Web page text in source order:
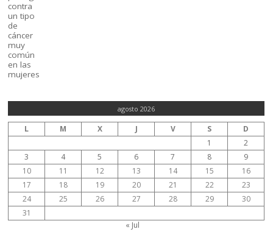
agosto 2026
L M X J V S
D
1
2
3
4 5 6 7 8
9
10
11 12 13 14 15
16
17
18 19 20 21 22
23
24
25 26 27 28 29
30
31
« Jul